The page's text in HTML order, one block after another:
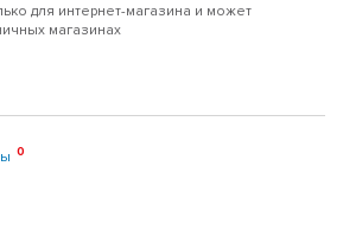
для интернет-магазина и может
магазинах